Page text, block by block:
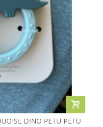
DINO PETU PETU